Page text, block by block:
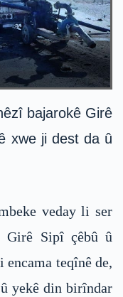
bajarokê Girê
xwe ji dest da û
veday li ser
Girê Sipî çêbû û
teqînê de,
yekê din birîndar